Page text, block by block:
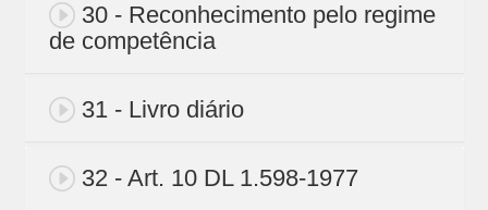
30 - Reconhecimento pelo regime
de competência
31 - Livro diário
32 - Art. 10 DL 1.598-1977